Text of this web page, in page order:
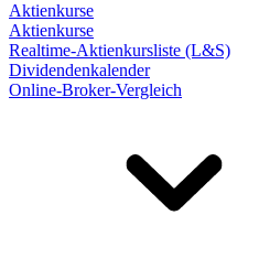
Aktienkurse
Aktienkurse
Realtime-Aktienkursliste (L&S)
Dividendenkalender
Online-Broker-Vergleich